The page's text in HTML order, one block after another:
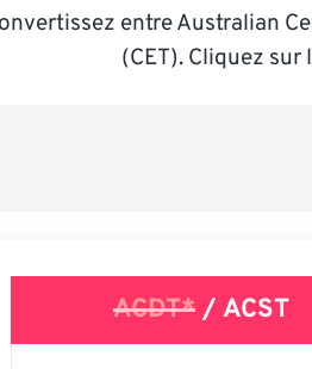
entre Australian
(CET). Cliquez
ACDT* / ACST